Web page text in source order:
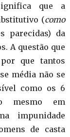
que a
(como
parecidas) da
A questão que
que tantos
média não se
como os 6
mesmo em
impunidade
de casta